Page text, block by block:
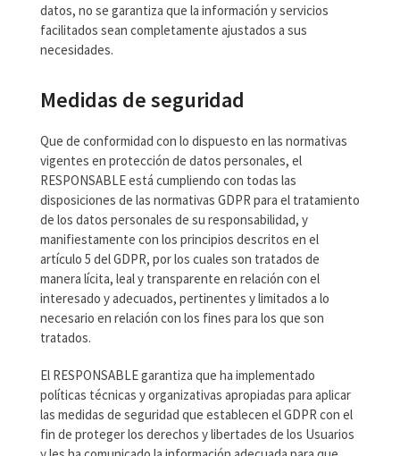
datos, no se garantiza que la información y servicios
facilitados sean completamente ajustados a sus
necesidades.
Medidas de seguridad
Que de conformidad con lo dispuesto en las normativas
vigentes en protección de datos personales, el
RESPONSABLE está cumpliendo con todas las
disposiciones de las normativas GDPR para el tratamiento
de los datos personales de su responsabilidad, y
manifiestamente con los principios descritos en el
artículo 5 del GDPR, por los cuales son tratados de
manera lícita, leal y transparente en relación con el
interesado y adecuados, pertinentes y limitados a lo
necesario en relación con los fines para los que son
tratados.
El RESPONSABLE garantiza que ha implementado
políticas técnicas y organizativas apropiadas para aplicar
las medidas de seguridad que establecen el GDPR con el
fin de proteger los derechos y libertades de los Usuarios